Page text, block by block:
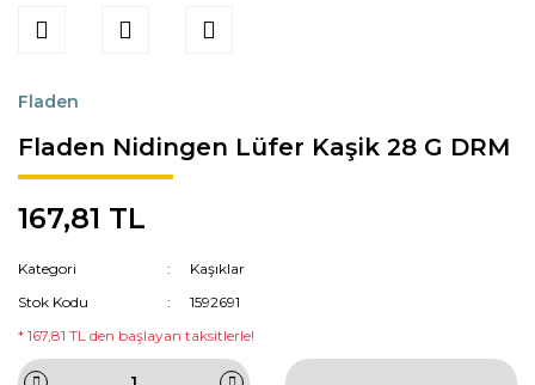
Fladen
Fladen Nidingen Lüfer Kaşik 28 G DRM
167,81 TL
Kategori
Kaşıklar
Stok Kodu
1592691
* 167,81 TL den başlayan taksitlerle!